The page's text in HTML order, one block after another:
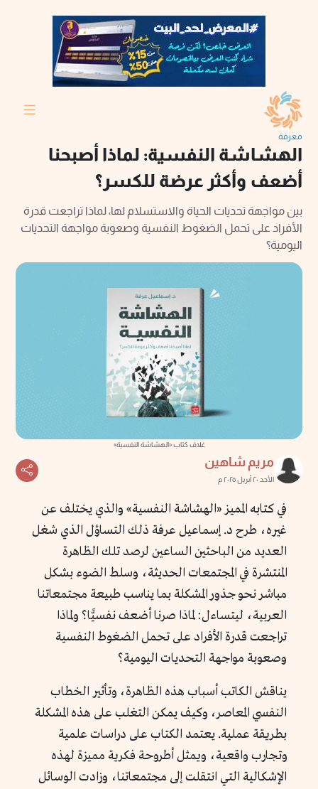
معرفة
الهشاشة النفسية: لماذا أصبحنا
أضعف وأكثر عرضة للكسر؟
بين مواجهة تحديات الحياة والاستسلام لها، لماذا تراجعت قدرة
الأفراد على تحمل الضغوط النفسية وصعوبة مواجهة التحديات
اليومية؟
غلاف كتاب «الهشاشة النفسية»
مريم شاهين
الأحد ٢٠ أبريل ٢٠٢٥ م
في كتابه المميز «الهشاشة النفسية» والذي يختلف عن
غيره، طرح د. إسماعيل عرفة ذلك التساؤل الذي شغل
العديد من الباحثين الساعين لرصد تلك الظاهرة
المنتشرة في المجتمعات الحديثة، وسلط الضوء بشكل
مباشر نحو جذور المشكلة بما يناسب طبيعة مجتمعاتنا
العربية، ليتساءل: لماذا صرنا أضعف نفسيًّا؟ ولماذا
تراجعت قدرة الأفراد على تحمل الضغوط النفسية
وصعوبة مواجهة التحديات اليومية؟
يناقش الكاتب أسباب هذه الظاهرة، وتأثير الخطاب
النفسي المعاصر، وكيف يمكن التغلب على هذه المشكلة
بطريقة عملية. يعتمد الكتاب على دراسات علمية
وتجارب واقعية، ويمثل أطروحة فكرية مميزة لهذه
الإشكالية التي انتقلت إلى مجتمعاتنا، وزادت الوسائل